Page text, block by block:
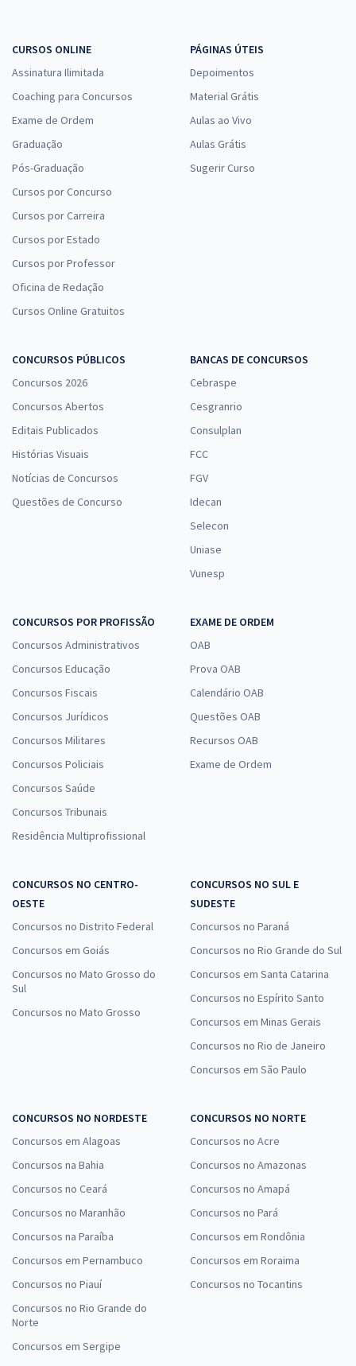
CURSOS ONLINE
Assinatura Ilimitada
Coaching para Concursos
Exame de Ordem
Graduação
Pós-Graduação
Cursos por Concurso
Cursos por Carreira
Cursos por Estado
Cursos por Professor
Oficina de Redação
Cursos Online Gratuitos
PÁGINAS ÚTEIS
Depoimentos
Material Grátis
Aulas ao Vivo
Aulas Grátis
Sugerir Curso
CONCURSOS PÚBLICOS
Concursos 2026
Concursos Abertos
Editais Publicados
Histórias Visuais
Notícias de Concursos
Questões de Concurso
BANCAS DE CONCURSOS
Cebraspe
Cesgranrio
Consulplan
FCC
FGV
Idecan
Selecon
Uniase
Vunesp
CONCURSOS POR PROFISSÃO
Concursos Administrativos
Concursos Educação
Concursos Fiscais
Concursos Jurídicos
Concursos Militares
Concursos Policiais
Concursos Saúde
Concursos Tribunais
Residência Multiprofissional
EXAME DE ORDEM
OAB
Prova OAB
Calendário OAB
Questões OAB
Recursos OAB
Exame de Ordem
CONCURSOS NO CENTRO-
OESTE
Concursos no Distrito Federal
Concursos em Goiás
Concursos no Mato Grosso do
Sul
Concursos no Mato Grosso
CONCURSOS NO SUL E
SUDESTE
Concursos no Paraná
Concursos no Rio Grande do Sul
Concursos em Santa Catarina
Concursos no Espírito Santo
Concursos em Minas Gerais
Concursos no Rio de Janeiro
Concursos em São Paulo
CONCURSOS NO NORDESTE
Concursos em Alagoas
Concursos na Bahia
Concursos no Ceará
Concursos no Maranhão
Concursos na Paraíba
Concursos em Pernambuco
Concursos no Piauí
Concursos no Rio Grande do
Norte
Concursos em Sergipe
CONCURSOS NO NORTE
Concursos no Acre
Concursos no Amazonas
Concursos no Amapá
Concursos no Pará
Concursos em Rondônia
Concursos em Roraima
Concursos no Tocantins